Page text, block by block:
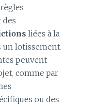
des
liées à la
lotissement.
peuvent
comme par
ou des